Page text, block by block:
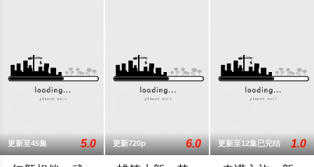
更新至45集 5.0 更新720p 6.0 更新至12集已完结 1.0